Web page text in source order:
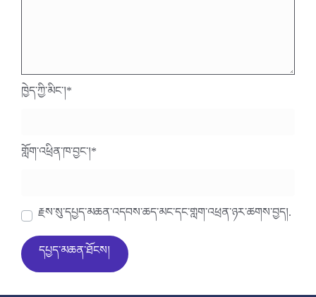
ཁྱེད་ཀྱི་མིང་།*
གློག་འཕྲིན་ཁ་བྱང་།*
རྗེས་སུ་དཔྱད་མཆན་འདེབས་ཆེད་མིང་དང་གློག་འཕྲིན་ཉར་ཚགས་བྱེད།.